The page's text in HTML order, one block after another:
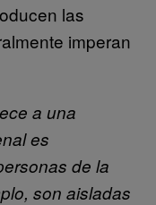
las
imperan
a una
es
de la
son aisladas